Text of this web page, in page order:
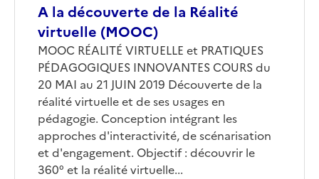
A la découverte de la Réalité
virtuelle (MOOC)
MOOC RÉALITÉ VIRTUELLE et PRATIQUES
PÉDAGOGIQUES INNOVANTES COURS du
20 MAI au 21 JUIN 2019 Découverte de la
réalité virtuelle et de ses usages en
pédagogie. Conception intégrant les
approches d'interactivité, de scénarisation
et d'engagement. Objectif : découvrir le
360° et la réalité virtuelle...